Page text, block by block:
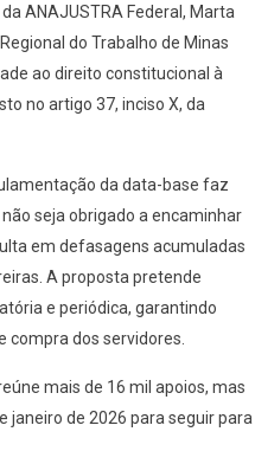
ANAJUSTRA Federal, Marta
do Trabalho de Minas
ao direito constitucional à
no artigo 37, inciso X, da
da data-base faz
seja obrigado a encaminhar
em defasagens acumuladas
A proposta pretende
e periódica, garantindo
compra dos servidores.
mais de 16 mil apoios, mas
janeiro de 2026 para seguir para